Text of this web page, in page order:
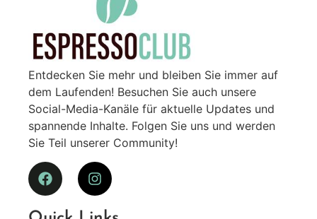
Entdecken Sie mehr und bleiben Sie immer auf
dem Laufenden! Besuchen Sie auch unsere
Social-Media-Kanäle für aktuelle Updates und
spannende Inhalte. Folgen Sie uns und werden
Sie Teil unserer Community!